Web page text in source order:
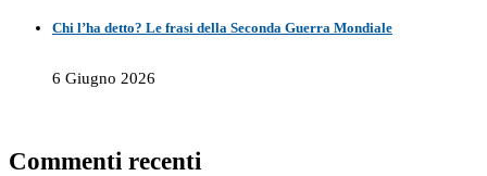
Chi l’ha detto? Le frasi della Seconda Guerra Mondiale
6 Giugno 2026
Commenti recenti